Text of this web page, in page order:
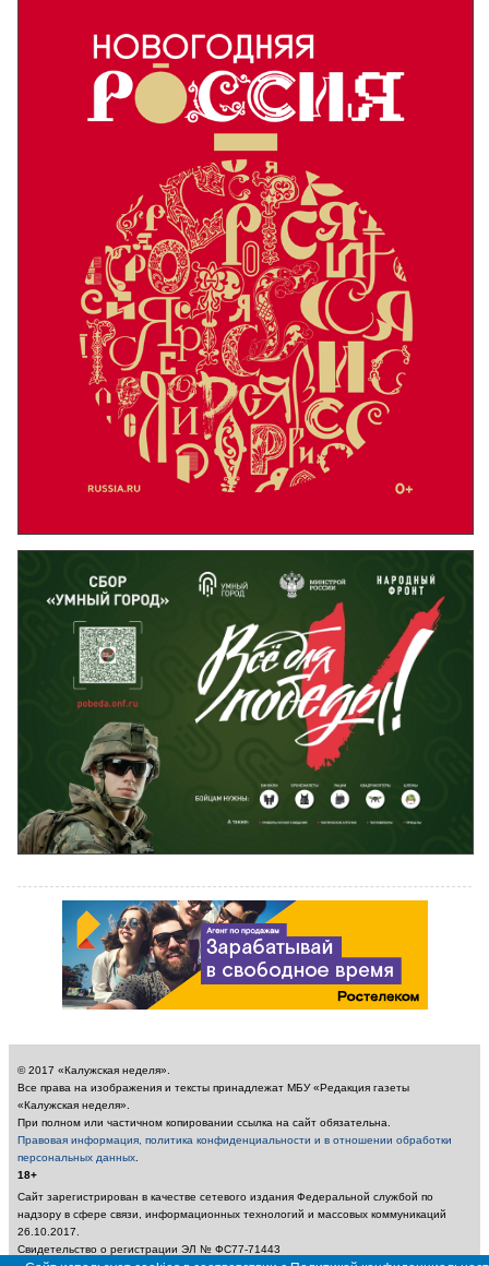
© 2017 «Калужская неделя».
Все права на изображения и тексты принадлежат МБУ «Редакция газеты
«Калужская неделя».
При полном или частичном копировании ссылка на сайт обязательна.
Правовая информация, политика конфиденциальности и в отношении обработки
персональных данных.
18+
Сайт зарегистрирован в качестве сетевого издания Федеральной службой по
надзору в сфере связи, информационных технологий и массовых коммуникаций
26.10.2017.
Свидетельство о регистрации ЭЛ № ФС77-71443